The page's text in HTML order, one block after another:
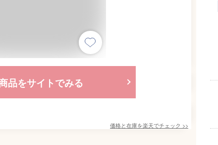
品をサイトでみる
価格と在庫を楽天でチェック >>